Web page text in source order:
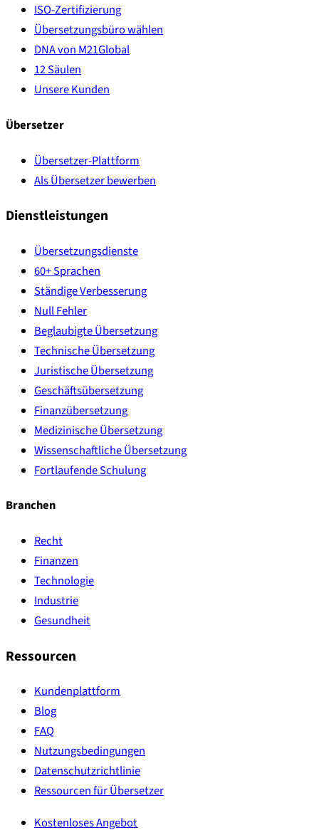
ISO-Zertifizierung
Übersetzungsbüro wählen
DNA von M21Global
12 Säulen
Unsere Kunden
Übersetzer
Übersetzer-Plattform
Als Übersetzer bewerben
Dienstleistungen
Übersetzungsdienste
60+ Sprachen
Ständige Verbesserung
Null Fehler
Beglaubigte Übersetzung
Technische Übersetzung
Juristische Übersetzung
Geschäftsübersetzung
Finanzübersetzung
Medizinische Übersetzung
Wissenschaftliche Übersetzung
Fortlaufende Schulung
Branchen
Recht
Finanzen
Technologie
Industrie
Gesundheit
Ressourcen
Kundenplattform
Blog
FAQ
Nutzungsbedingungen
Datenschutzrichtlinie
Ressourcen für Übersetzer
Kostenloses Angebot